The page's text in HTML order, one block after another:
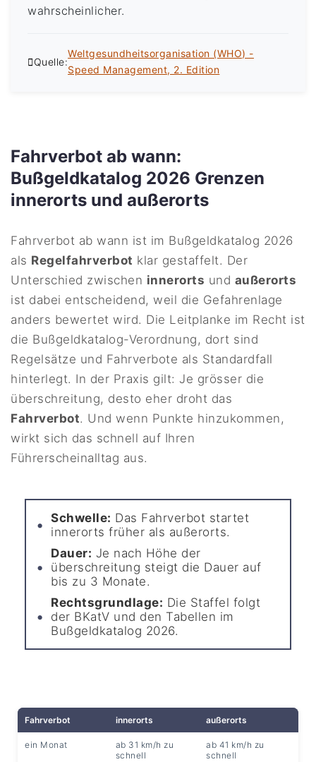
wahrscheinlicher.
Quelle:
Weltgesundheitsorganisation (WHO) -
Speed Management, 2. Edition
Fahrverbot ab wann:
Bußgeldkatalog 2026 Grenzen
innerorts und außerorts
Fahrverbot ab wann ist im Bußgeldkatalog 2026
als Regelfahrverbot klar gestaffelt. Der
Unterschied zwischen innerorts und außerorts
ist dabei entscheidend, weil die Gefahrenlage
anders bewertet wird. Die Leitplanke im Recht ist
die Bußgeldkatalog-Verordnung, dort sind
Regelsätze und Fahrverbote als Standardfall
hinterlegt. In der Praxis gilt: Je grösser die
überschreitung, desto eher droht das
Fahrverbot. Und wenn Punkte hinzukommen,
wirkt sich das schnell auf Ihren
Führerscheinalltag aus.
Schwelle: Das Fahrverbot startet
innerorts früher als außerorts.
Dauer: Je nach Höhe der
überschreitung steigt die Dauer auf
bis zu 3 Monate.
Rechtsgrundlage: Die Staffel folgt
der BKatV und den Tabellen im
Bußgeldkatalog 2026.
Fahrverbot innerorts außerorts
ein Monat
ab 31 km/h zu
schnell
ab 41 km/h zu
schnell